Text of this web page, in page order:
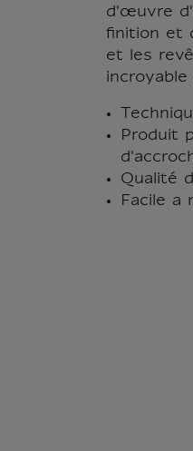
d'œuvre
finition et
et les
Produit
Qualité
Facile a